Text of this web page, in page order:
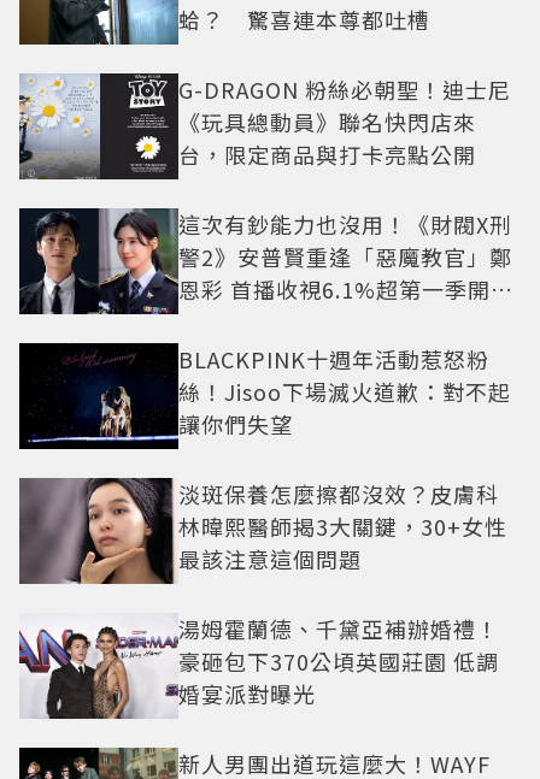
蛤？ 驚喜連本尊都吐槽
G-DRAGON 粉絲必朝聖！迪士尼
《玩具總動員》聯名快閃店來
台，限定商品與打卡亮點公開
這次有鈔能力也沒用！《財閥X刑
警2》安普賢重逢「惡魔教官」鄭
恩彩 首播收視6.1%超第一季開紅
BLACKPINK十週年活動惹怒粉
絲！Jisoo下場滅火道歉：對不起
讓你們失望
淡斑保養怎麼擦都沒效？皮膚科
林暐熙醫師揭3大關鍵，30+女性
最該注意這個問題
湯姆霍蘭德、千黛亞補辦婚禮！
豪砸包下370公頃英國莊園 低調
婚宴派對曝光
新人男團出道玩這麼大！WAYF